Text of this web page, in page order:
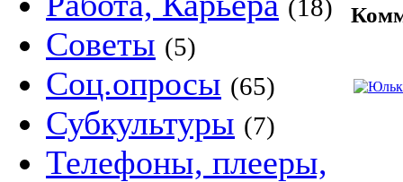
(18)
Советы (5)
Соц.опросы (65)
Субкультуры (7)
Телефоны, плееры,